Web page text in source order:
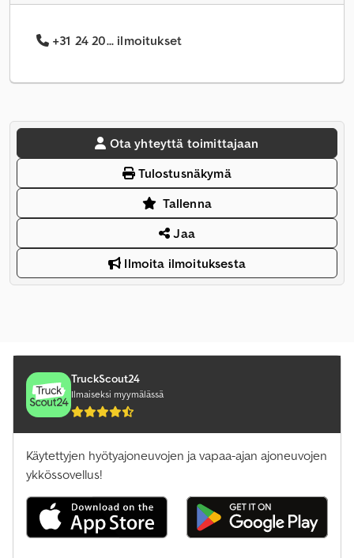
+31 24 20... ilmoitukset
Ota yhteyttä toimittajaan
Tulostusnäkymä
Tallenna
Jaa
Ilmoita ilmoituksesta
TruckScout24
Ilmaiseksi myymälässä
Käytettyjen hyötyajoneuvojen ja vapaa-ajan ajoneuvojen
ykkössovellus!